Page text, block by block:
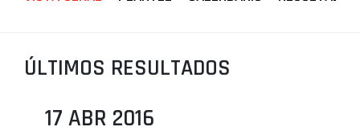
LIGA BETCLIC MASCULINA
ÚLTIMOS RESULTADOS
17 ABR 2016